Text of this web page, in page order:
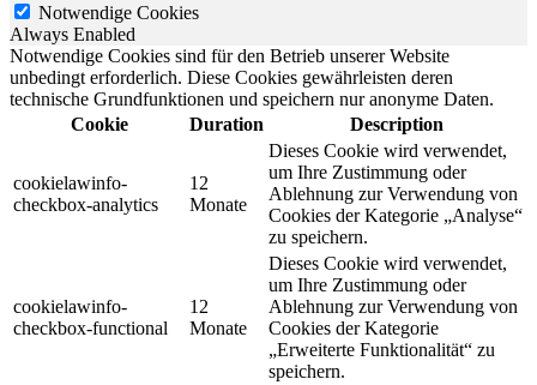
Notwendige Cookies
Always Enabled
Notwendige Cookies sind für den Betrieb unserer Website
unbedingt erforderlich. Diese Cookies gewährleisten deren
technische Grundfunktionen und speichern nur anonyme Daten.
Cookie
Duration Description
cookielawinfo-
checkbox-analytics
12
Monate
Dieses Cookie wird verwendet,
um Ihre Zustimmung oder
Ablehnung zur Verwendung von
Cookies der Kategorie „Analyse“
zu speichern.
cookielawinfo-
checkbox-functional
12
Monate
Dieses Cookie wird verwendet,
um Ihre Zustimmung oder
Ablehnung zur Verwendung von
Cookies der Kategorie
„Erweiterte Funktionalität“ zu
speichern.